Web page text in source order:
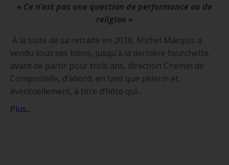
« Ce n’est pas une question de performance ou de
religion »
À la suite de sa retraite en 2016, Michel Marquis a
vendu tous ses biens, jusqu’à la dernière fourchette,
avant de partir pour trois ans, direction Chemin de
Compostelle, d’abord, en tant que pèlerin et,
éventuellement, à titre d’hôte qui...
Plus...